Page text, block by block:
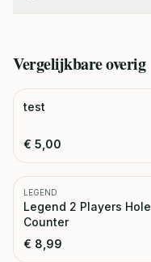
Vergelijkbareoverig
test
€ 5,00
LEGEND
Legend 2 Players Hole
Counter
€ 8,99